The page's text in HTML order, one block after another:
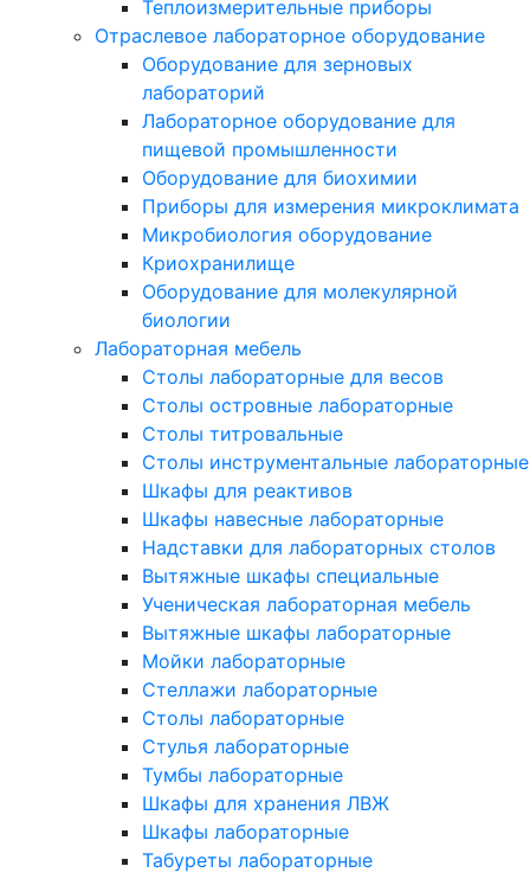
Теплоизмерительные приборы
Отраслевое лабораторное оборудование
Оборудование для зерновых
лабораторий
Лабораторное оборудование для
пищевой промышленности
Оборудование для биохимии
Приборы для измерения микроклимата
Микробиология оборудование
Криохранилище
Оборудование для молекулярной
биологии
Лабораторная мебель
Столы лабораторные для весов
Столы островные лабораторные
Столы титровальные
Столы инструментальные лабораторные
Шкафы для реактивов
Шкафы навесные лабораторные
Надставки для лабораторных столов
Вытяжные шкафы специальные
Ученическая лабораторная мебель
Вытяжные шкафы лабораторные
Мойки лабораторные
Стеллажи лабораторные
Столы лабораторные
Стулья лабораторные
Тумбы лабораторные
Шкафы для хранения ЛВЖ
Шкафы лабораторные
Табуреты лабораторные